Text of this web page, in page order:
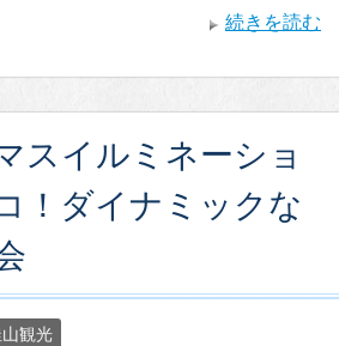
続きを読む
スイルミネーショ
！ダイナミックな
観光